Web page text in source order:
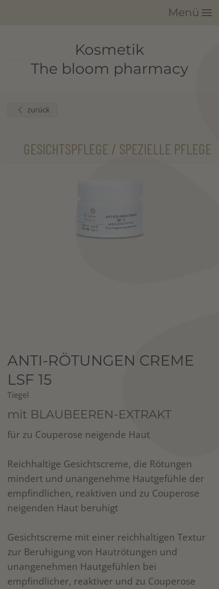
Menü
Kosmetik
The bloom pharmacy
zurück
GESICHTSPFLEGE / SPEZIELLE PFLEGE
ANTI-RÖTUNGEN CREME
LSF 15
Tiegel
mit BLAUBEEREN-EXTRAKT
für zu Couperose neigende Haut
Reichhaltige Gesichtscreme, die Rötungen
mindert und unangenehme Hautgefühle der
empfindlichen, reaktiven und zu Couperose
neigenden Haut beruhigt
Gesichtscreme mit einer reichhaltigen Textur
zur Beruhigung von Hautrötungen und
unangenehmen Hautgefühlen bei
empfindlicher, reaktiver und zu Couperose